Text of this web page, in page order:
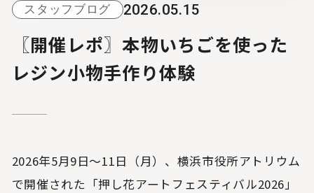
スタッフブログ 2026.05.15
〖開催レポ〗本物いちごを使った
レジン小物手作り体験
2026年5月9日～11日（月）、横浜市役所アトリウム
で開催された「押し花アートフェスティバル2026」